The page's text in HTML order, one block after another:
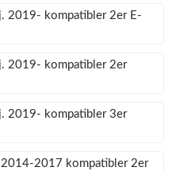
2019- kompatibler 2er E-
2019- kompatibler 2er
2019- kompatibler 3er
2014-2017 kompatibler 2er